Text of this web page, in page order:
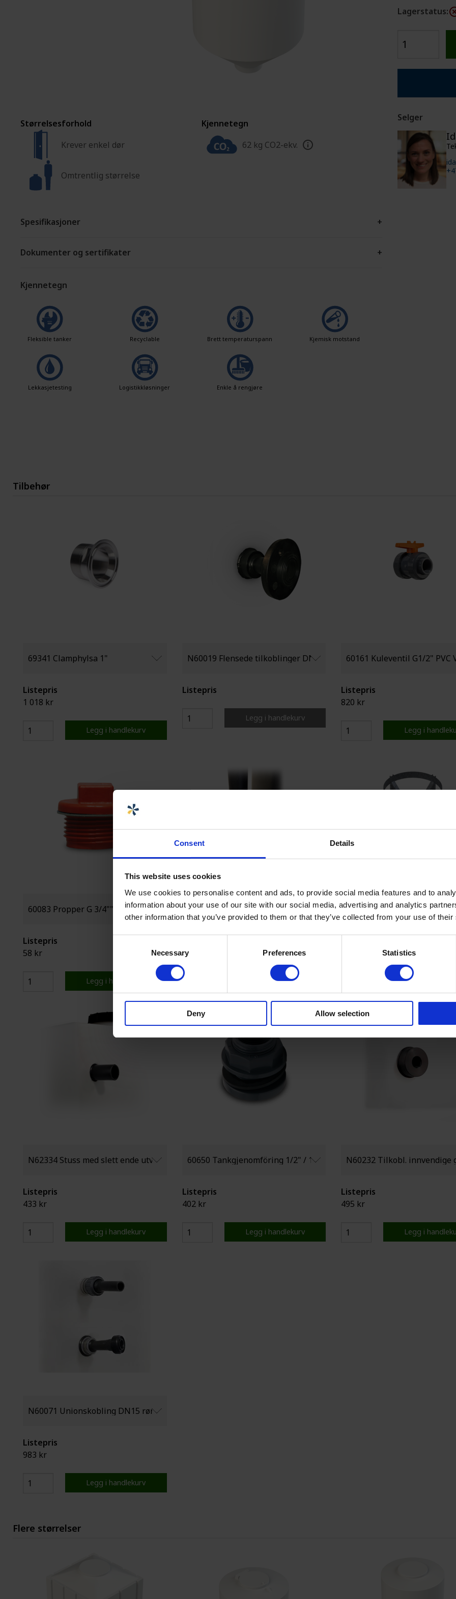
Consent Details
This website uses cookies
We use cookies to personalise content and ads, to provide social media features and to
information about your use of our site with our social media, advertising and analytics
other information that you’ve provided to them or that they’ve collected from your use of
Necessary Preferences Statistics
Deny Allow selection
SPESIELLE
Størrelsesforhold
Krever enkel dør
Omtrentlig størrelse
Kjennetegn
62 kg CO2-ekv.
Spesifikasjoner +
Dokumenter og sertifikater +
Kjennetegn
Fleksible tanker Recyclable Brett temperaturspann Kjemisk motstand
Lekkasjetesting Logistikkløsninger Enkle å rengjøre
Lagerstatus:
Selger
Tilbehør
Listepris
1 018 kr
Legg i handlekurv
Listepris
Legg i handlekurv
Listepris
820 kr
Legg i
Listepris
58 kr
Legg i handlekurv
1 173 kr
Legg i handlekurv Legg i
Listepris
433 kr
Legg i handlekurv
Listepris
402 kr
Legg i handlekurv
Listepris
495 kr
Legg i
Listepris
983 kr
Legg i handlekurv
Flere størrelser